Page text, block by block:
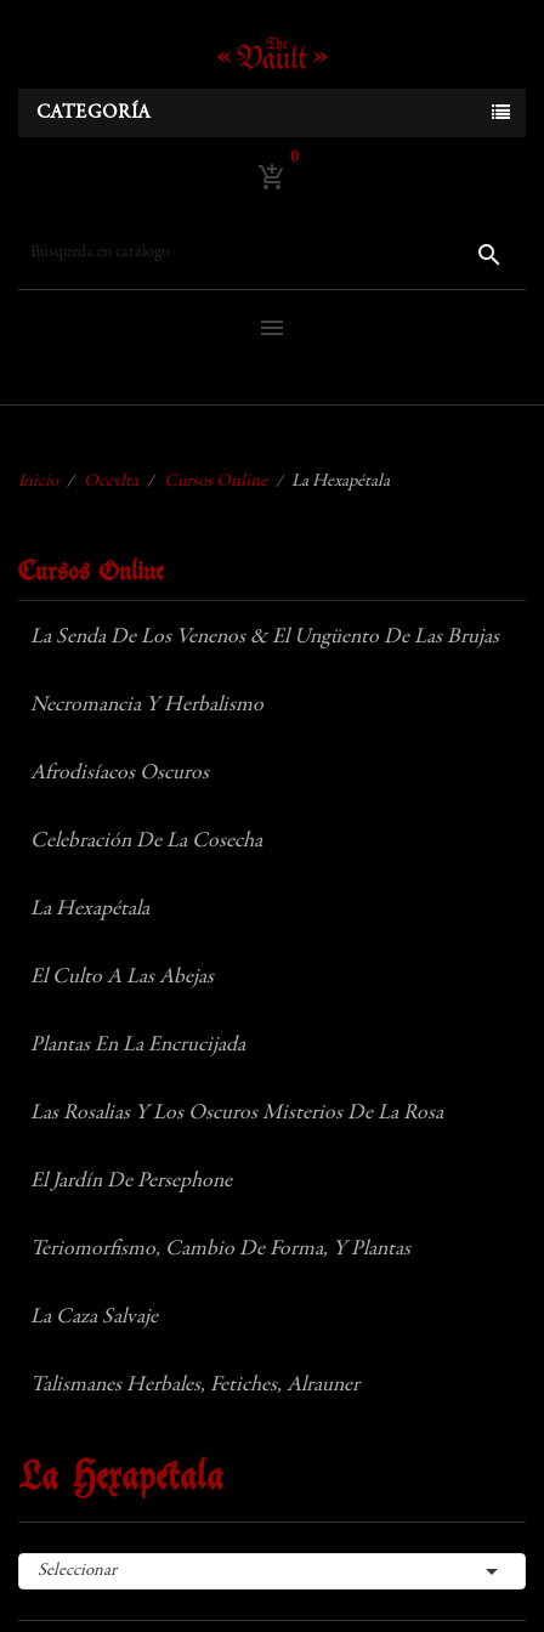
CATEGORÍA
add_shopping_cart
0
search
menu
Inicio Occvlta Cursos Online La Hexapétala
Cursos Online
La Senda De Los Venenos & El Ungüento De Las Brujas
Necromancia Y Herbalismo
Afrodisíacos Oscuros
Celebración De La Cosecha
La Hexapétala
El Culto A Las Abejas
Plantas En La Encrucijada
Las Rosalias Y Los Oscuros Misterios De La Rosa
El Jardín De Persephone
Teriomorfismo, Cambio De Forma, Y Plantas
La Caza Salvaje
Talismanes Herbales, Fetiches, Alrauner
La Hexapétala
Seleccionar 